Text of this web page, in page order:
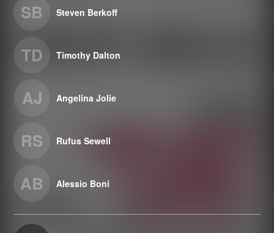
SB Steven Berkoff
TD Timothy Dalton
AJ Angelina Jolie
RS Rufus Sewell
AB Alessio Boni